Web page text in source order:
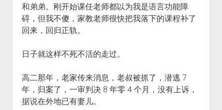
和弟弟。刚开始课任老师都以为我是语言功能障
碍，但我不傻，家教老师很快把我落下的课程补了
回来，回归正轨。
日子就这样不死不活的走过。
高二那年，老家传来消息，老叔被抓了，潜逃 7
年，归案了，一审判决 8 年零 4 个月，没有上诉，
据说在外地已有妻儿。